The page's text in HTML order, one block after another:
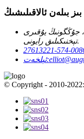
بىز بىلەن ئالاقىلىشىڭ
، جۇڭگونىڭ يۇقىرى
تېخنىكىلىق رايونى.
0086-574-
ئېلخەت:
© Copyright - 2010-